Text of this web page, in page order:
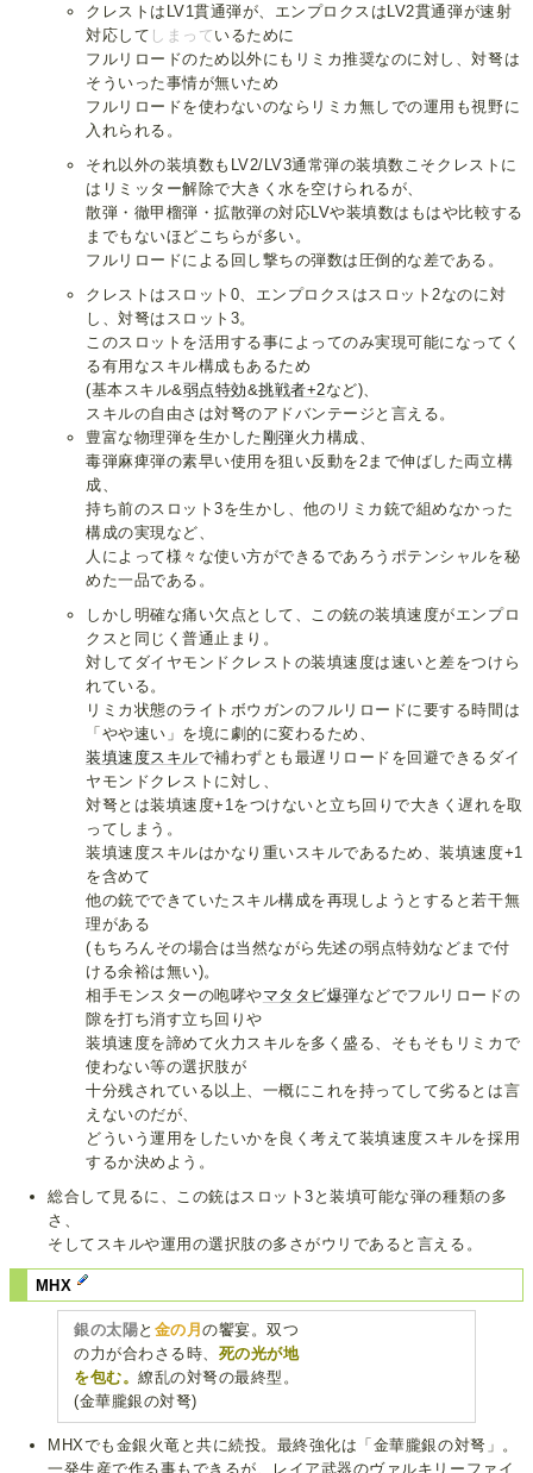
クレストはLV1貫通弾が、エンプロクスはLV2貫通弾が速射
対応して しまって いるために
フルリロードのため以外にもリミカ推奨なのに対し、対弩は
そういった事情が無いため
フルリロードを使わないのならリミカ無しでの運用も視野に
入れられる。
それ以外の装填数もLV2/LV3通常弾の装填数こそクレストに
はリミッター解除で大きく水を空けられるが、
散弾・徹甲榴弾・拡散弾の対応LVや装填数はもはや比較する
までもないほどこちらが多い。
フルリロードによる回し撃ちの弾数は圧倒的な差である。
クレストはスロット0、エンプロクスはスロット2なのに対
し、対弩はスロット3。
このスロットを活用する事によってのみ実現可能になってく
る有用なスキル構成もあるため
(基本スキル&弱点特効&挑戦者+2など)、
スキルの自由さは対弩のアドバンテージと言える。
豊富な物理弾を生かした 剛弾火力構成、
毒弾麻痺弾の素早い使用を狙い反動を2まで伸ばした両立構
成、
持ち前のスロット3を生かし、他のリミカ銃で組めなかった
構成の実現など、
人によって様々な使い方ができるであろうポテンシャルを秘
めた一品である。
しかし明確な痛い欠点として、この銃の装填速度がエンプロ
クスと同じく普通止まり。
対してダイヤモンドクレストの装填速度は速いと差をつけら
れている。
リミカ状態のライトボウガンのフルリロードに要する時間は
「やや速い」を境に劇的に変わるため、
装填速度スキルで補わずとも最遅リロードを回避できるダイ
ヤモンドクレストに対し、
対弩とは装填速度+1をつけないと立ち回りで大きく遅れを取
ってしまう。
装填速度スキルはかなり重いスキルであるため、装填速度+1
を含めて
他の銃でできていたスキル構成を再現しようとすると若干無
理がある
(もちろんその場合は当然ながら先述の弱点特効などまで付
ける余裕は無い)。
相手モンスターの咆哮やマタタビ爆弾などでフルリロードの
隙を打ち消す立ち回りや
装填速度を諦めて火力スキルを多く盛る、そもそもリミカで
使わない等の選択肢が
十分残されている以上、一概にこれを持ってして劣るとは言
えないのだが、
どういう運用をしたいかを良く考えて装填速度スキルを採用
するか決めよう。
総合して見るに、この銃はスロット3と装填可能な弾の種類の多
さ、
そしてスキルや運用の選択肢の多さがウリであると言える。
MHX
銀の太陽と 金の月の饗宴。双つ
の力が合わさる時、 死の光が地
を包む。繚乱の対弩の最終型。
(金華朧銀の対弩)
MHXでも金銀火竜と共に続投。最終強化は「金華朧銀の対弩」。
一発生産で作る事もできるが、レイア武器のヴァルキリーファイ